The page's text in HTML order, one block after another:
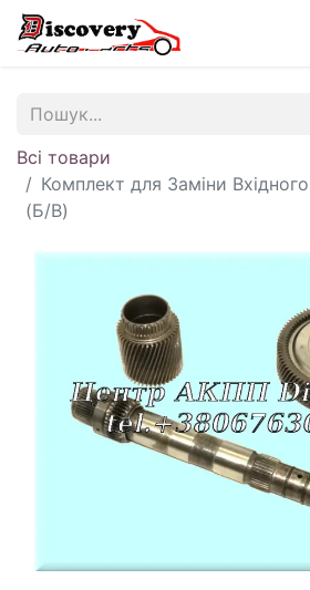
Всі товари
Комплект для Заміни
(Б/В)